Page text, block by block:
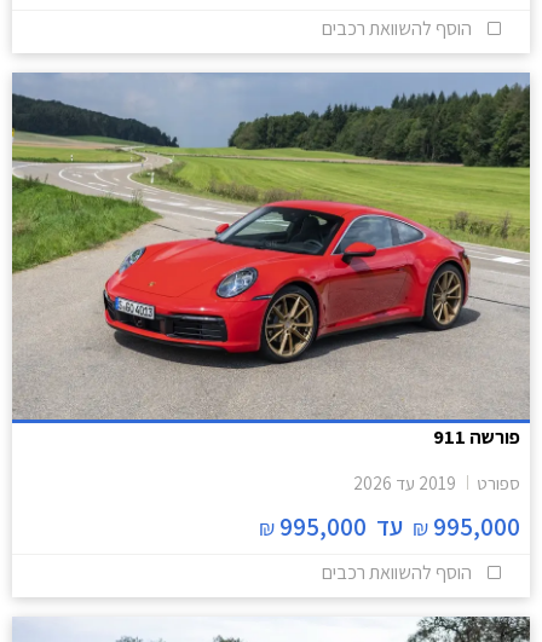
הוסף להשוואת רכבים
פורשה 911
ספורט 2019 עד 2026
995,000
₪ עד 995,000
₪
הוסף להשוואת רכבים